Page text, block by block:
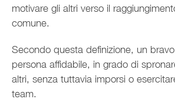
motivare gli altri verso il
comune.
Secondo questa definizione, un
persona affidabile, in grado di
altri, senza tuttavia imporsi o
team.